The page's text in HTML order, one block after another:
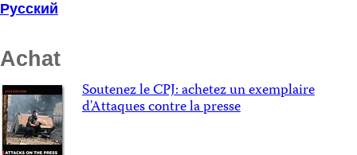
Русский
Achat
Soutenez le CPJ: achetez un exemplaire
d'Attaques contre la presse